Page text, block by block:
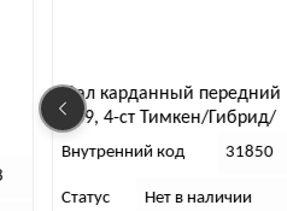
передний
ст Тимкен/Гибрид/
(Чернигов)
код 31850
Нет в наличии
Вал
ст